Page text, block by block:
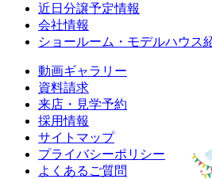
近日分譲予定情報
会社情報
ショールーム・モデルハウス
動画ギャラリー
資料請求
来店・見学予約
採用情報
サイトマップ
プライバシーポリシー
よくあるご質問